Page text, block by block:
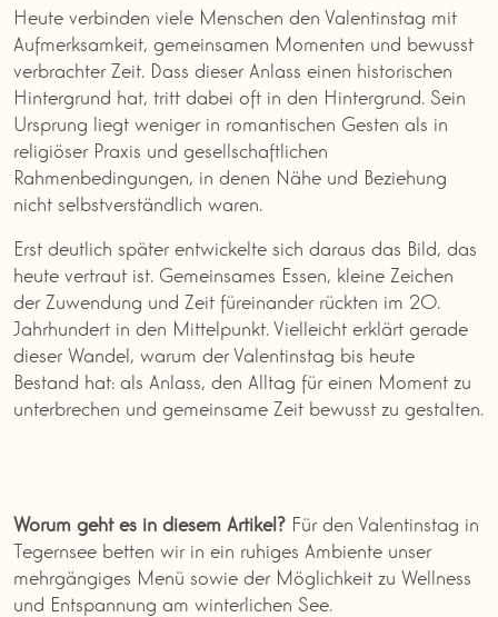
Heute verbinden viele Menschen den Valentinstag mit
Aufmerksamkeit, gemeinsamen Momenten und bewusst
verbrachter Zeit. Dass dieser Anlass einen historischen
Hintergrund hat, tritt dabei oft in den Hintergrund. Sein
Ursprung liegt weniger in romantischen Gesten als in
religiöser Praxis und gesellschaftlichen
Rahmenbedingungen, in denen Nähe und Beziehung
nicht selbstverständlich waren.
Erst deutlich später entwickelte sich daraus das Bild, das
heute vertraut ist. Gemeinsames Essen, kleine Zeichen
der Zuwendung und Zeit füreinander rückten im 20.
Jahrhundert in den Mittelpunkt. Vielleicht erklärt gerade
dieser Wandel, warum der Valentinstag bis heute
Bestand hat: als Anlass, den Alltag für einen Moment zu
unterbrechen und gemeinsame Zeit bewusst zu gestalten.
Worum geht es in diesem Artikel? Für den Valentinstag in
Tegernsee betten wir in ein ruhiges Ambiente unser
mehrgängiges Menü sowie der Möglichkeit zu Wellness
und Entspannung am winterlichen See.